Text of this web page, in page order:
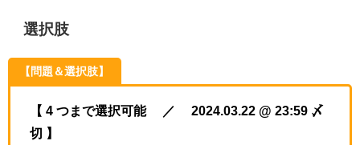
選択肢
【問題＆選択肢】
【 4 つまで選択可能 ／ 2024.03.22 @ 23:59 〆
切 】